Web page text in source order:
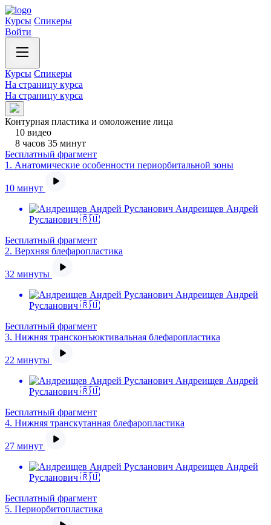
Курсы Спикеры
Войти
Курсы Спикеры
На страницу курса
На страницу курса
Контурная пластика и омоложение лица
10 видео
8 часов 35 минут
Бесплатный фрагмент
1. Анатомические особенности периорбитальной зоны
10 минут
Андреищев Андрей
Русланович 🇷🇺
Бесплатный фрагмент
2. Верхняя блефаропластика
32 минуты
Андреищев Андрей
Русланович 🇷🇺
Бесплатный фрагмент
3. Нижняя трансконъюктивальная блефаропластика
22 минуты
Андреищев Андрей
Русланович 🇷🇺
Бесплатный фрагмент
4. Нижняя транскутанная блефаропластика
27 минут
Андреищев Андрей
Русланович 🇷🇺
Бесплатный фрагмент
5. Периорбитопластика